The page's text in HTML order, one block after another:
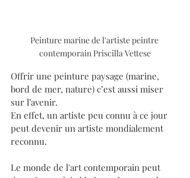
Peinture marine de l'artiste peintre
contemporain Priscilla Vettese
Offrir une peinture paysage (marine,
bord de mer, nature) c’est aussi miser
sur l’avenir.
En effet, un artiste peu connu à ce jour
peut devenir un artiste mondialement
reconnu.
Le monde de l'art contemporain peut